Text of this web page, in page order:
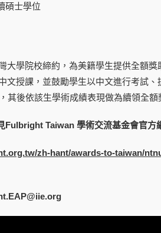
碩士學位
大學院校締約，為美籍學生提供全額
文授課，並鼓勵學生以中文進行考試
其後依該生學術成績表現做為續領全額
Fulbright Taiwan 學術交流基金會官方
zh-hant/awards-to-taiwan/